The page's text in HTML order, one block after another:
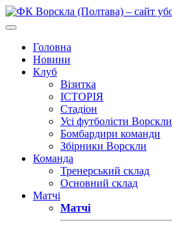
Головна
Новини
Клуб
Візитка
ІСТОРІЯ
Стадіон
Усі футболісти Ворскли
Бомбардири команди
Збірники Ворскли
Команда
Тренерський склад
Основний склад
Матчі
Матчі